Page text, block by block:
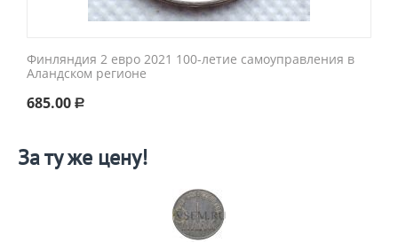
Финляндия 2 евро 2021 100-летие самоуправления в
Аландском регионе
685.00 Р
За ту же цену!